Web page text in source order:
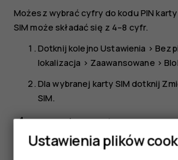
Możesz wybrać cyfry do kodu PIN karty
SIM może składać się z 4–8 cyfr.
Dotknij kolejnoUstawienia >
lokalizacja > Zaawansowane >
Dla wybranej karty SIM dotknij
SIM.
Wskazówka:Jeśli nie chcesz
SIM kodem PIN, przełącz opcję
Wył..
Ustawienia plików